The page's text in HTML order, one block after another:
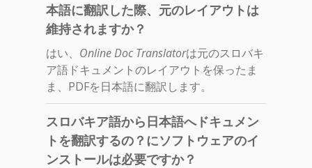
本語に翻訳した際、元のレイアウトは
維持されますか？
はい、 Online Doc Translatorは元のスロバキ
ア語ドキュメントのレイアウトを保ったま
ま、PDFを日本語に翻訳します。
スロバキア語から日本語へドキュメン
トを翻訳するの？にソフトウェアのイ
ンストールは必要ですか？